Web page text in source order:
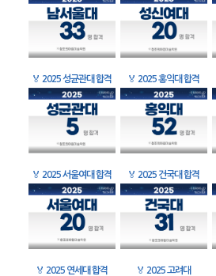
🏅 2025 성균관대 합격 🏅 2025 홍익대 합격
🏅 2025 서울여대 합격 🏅 2025 건국대 합격
🏅 2025 연세대 합격 🏅 2025 고려대